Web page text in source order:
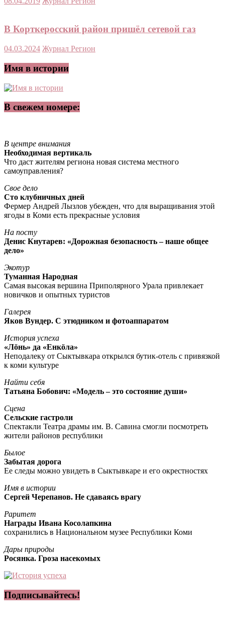
В Корткеросский район пришёл сетевой газ
04.03.2024 Журнал Регион
Имя в истории
В свежем номере:
В центре внимания
Необходимая вертикаль
Что даст жителям региона новая система местного
самоуправления?
Свое дело
Сто клубничных дней
Фермер Андрей Лызлов убежден, что для выращивания этой
ягоды в Коми есть прекрасные условия
На посту
Денис Кнутарев: «Дорожная безопасность – наше общее
дело»
Экотур
Туманная Народная
Самая высокая вершина Приполярного Урала привлекает
новичков и опытных туристов
Галерея
Яков Вундер. С этюдником и фотоаппаратом
История успеха
«Лöнь» да «Енкöла»
Неподалеку от Сыктывкара открылся бутик-отель с привязкой
к коми культуре
Найти себя
Татьяна Бобович: «Модель – это состояние души»
Сцена
Сельские гастроли
Спектакли Театра драмы им. В. Савина смогли посмотреть
жители районов республики
Былое
Забытая дорога
Ее следы можно увидеть в Сыктывкаре и его окрестностях
Имя в истории
Сергей Черепанов. Не сдаваясь врагу
Раритет
Награды Ивана Косолапкина
сохранились в Национальном музее Республики Коми
Дары природы
Росянка. Гроза насекомых
Подписывайтесь!